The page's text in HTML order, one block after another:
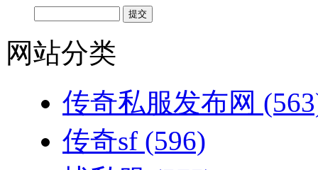
网站分类
传奇私服发布网
传奇sf (596)